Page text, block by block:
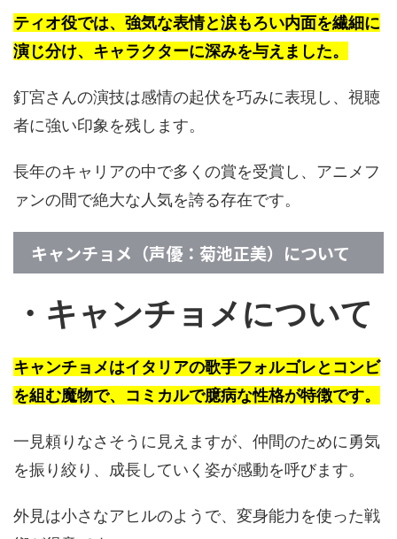
ティオ役では、強気な表情と涙もろい内面を繊細に
演じ分け、キャラクターに深みを与えました。
釘宮さんの演技は感情の起伏を巧みに表現し、視聴
者に強い印象を残します。
長年のキャリアの中で多くの賞を受賞し、アニメフ
ァンの間で絶大な人気を誇る存在です。
キャンチョメ（声優：菊池正美）について
・キャンチョメについて
キャンチョメはイタリアの歌手フォルゴレとコンビ
を組む魔物で、コミカルで臆病な性格が特徴です。
一見頼りなさそうに見えますが、仲間のために勇気
を振り絞り、成長していく姿が感動を呼びます。
外見は小さなアヒルのようで、変身能力を使った戦